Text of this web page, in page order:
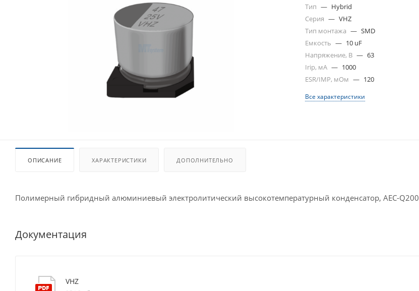
Тип — Hybrid
Серия — VHZ
Тип монтажа — SMD
Емкость — 10 uF
Напряжение, В — 63
Irip, мА — 1000
ESR/IMP, мОм — 120
Все характеристики
ОПИСАНИЕ ХАРАКТЕРИСТИКИ ДОПОЛНИТЕЛЬНО
Полимерный гибридный алюминиевый электролитический высокотемпературный конденсатор, AEC-Q200
Документация
VHZ